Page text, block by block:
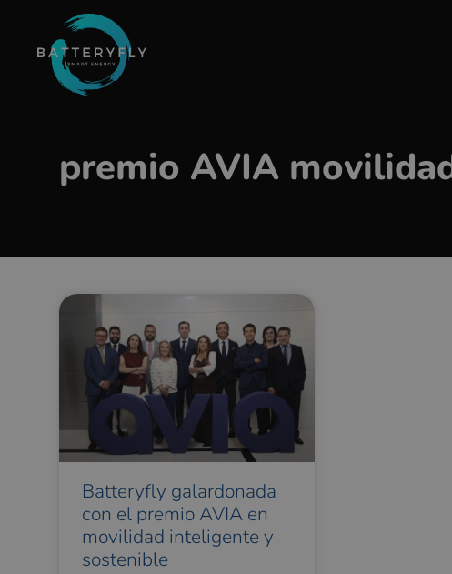
premio AVIA
Batteryfly galardonada
con el premio AVIA en
movilidad inteligente y
sostenible